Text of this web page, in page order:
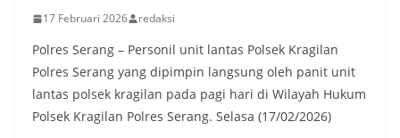
17 Februari 2026 redaksi
Polres Serang – Personil unit lantas Polsek Kragilan
Polres Serang yang dipimpin langsung oleh panit unit
lantas polsek kragilan pada pagi hari di Wilayah Hukum
Polsek Kragilan Polres Serang. Selasa (17/02/2026)